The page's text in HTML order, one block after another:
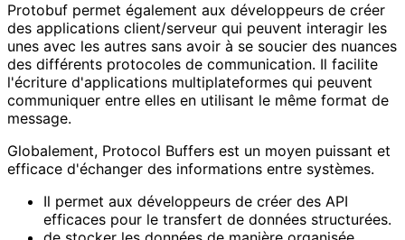
Protobuf permet également aux développeurs de créer
des applications client/serveur qui peuvent interagir les
unes avec les autres sans avoir à se soucier des nuances
des différents protocoles de communication. Il facilite
l'écriture d'applications multiplateformes qui peuvent
communiquer entre elles en utilisant le même format de
message.
Globalement, Protocol Buffers est un moyen puissant et
efficace d'échanger des informations entre systèmes.
Il permet aux développeurs de créer des API
efficaces pour le transfert de données structurées.